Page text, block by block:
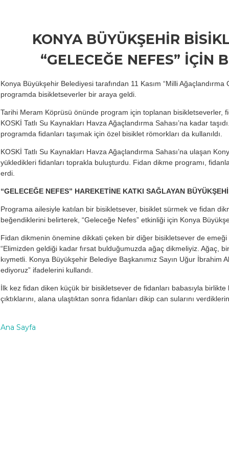
KONYA BÜYÜKŞEHİR
“GELECEĞE NEFES” İÇİN
Konya Büyükşehir Belediyesi tarafından 11 Kasım “Milli Ağaçlandırma
programda bisikletseverler bir araya geldi.
Tarihi Meram Köprüsü önünde program için toplanan bisikletseverler,
KOSKİ Tatlı Su Kaynakları Havza Ağaçlandırma Sahası’na kadar
programda fidanları taşımak için özel bisiklet römorkları da kullanıldı.
KOSKİ Tatlı Su Kaynakları Havza Ağaçlandırma Sahası’na ulaşan
yükledikleri fidanları toprakla buluşturdu. Fidan dikme programı,
erdi.
“GELECEĞE NEFES” HAREKETİNE KATKI SAĞLAYAN
Programa ailesiyle katılan bir bisikletsever, bisiklet sürmek ve fidan
beğendiklerini belirterek, “Geleceğe Nefes” etkinliği için Konya
Fidan dikmenin önemine dikkati çeken bir diğer bisikletsever de
“Elimizden geldiği kadar fırsat bulduğumuzda ağaç dikmeliyiz. Ağaç,
kıymetli. Konya Büyükşehir Belediye Başkanımız Sayın Uğur İbrahim
ediyoruz” ifadelerini kullandı.
İlk kez fidan diken küçük bir bisikletsever de fidanları babasıyla
çıktıklarını, alana ulaştıktan sonra fidanları dikip can sularını
Ana Sayfa